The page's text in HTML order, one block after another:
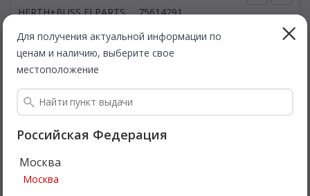
Для получения актуальной информации по
ценам и наличию, выберите свое
местоположение
Российская Федерация
Москва
Москва
HERTH+BUSS ELPARTS 75614291
ELPARTS 75614291
1 016₽ Все цены
Подробнее